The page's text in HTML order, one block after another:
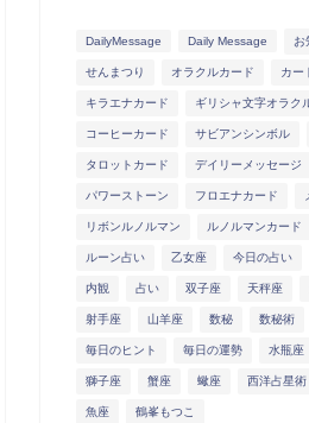
DailyMessage Daily Message お
せんまつり オラクルカード カー
キラエナカード ギリシャ文字オラク
コーヒーカード サビアンシンボル
タロットカード デイリーメッセージ
パワーストーン フロエナカード
リボンルノルマン ルノルマンカード
ルーン占い 乙女座 今日の占い
内観 占い 双子座 天秤座
射手座 山羊座 数秘 数秘術
毎日のヒント 毎日の運勢 水瓶座
獅子座 蟹座 蠍座 西洋占星術
魚座 鶴峯もつこ